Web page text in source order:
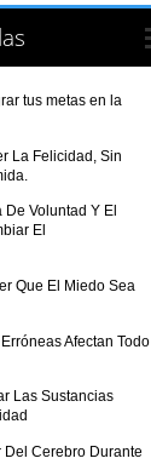
tus metas en la
La Felicidad, Sin
Voluntad Y El
El
Que El Miedo Sea
Afectan Todo
Las Sustancias
Del Cerebro Durante